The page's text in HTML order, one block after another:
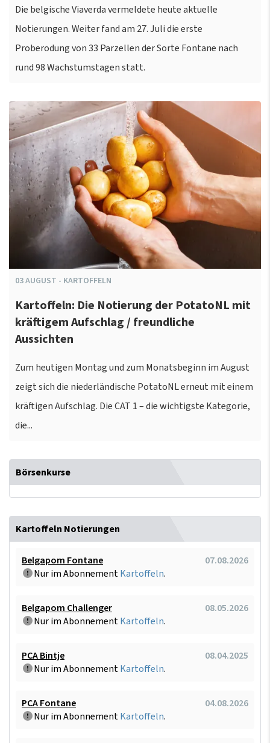
Die belgische Viaverda vermeldete heute aktuelle
Notierungen. Weiter fand am 27. Juli die erste
Proberodung von 33 Parzellen der Sorte Fontane nach
rund 98 Wachstumstagen statt.
03AUGUST - KARTOFFELN
Kartoffeln: Die Notierung der PotatoNL mit
kräftigem Aufschlag / freundliche
Aussichten
Zum heutigen Montag und zum Monatsbeginn im August
zeigt sich die niederländische PotatoNL erneut mit einem
kräftigen Aufschlag. Die CAT 1 – die wichtigste Kategorie,
die...
Börsenkurse
Kartoffeln Notierungen
Belgapom Fontane
07.08.2026
Nur im AbonnementKartoffeln.
Belgapom Challenger
08.05.2026
Nur im AbonnementKartoffeln.
PCA Bintje
08.04.2025
Nur im AbonnementKartoffeln.
PCA Fontane
04.08.2026
Nur im AbonnementKartoffeln.